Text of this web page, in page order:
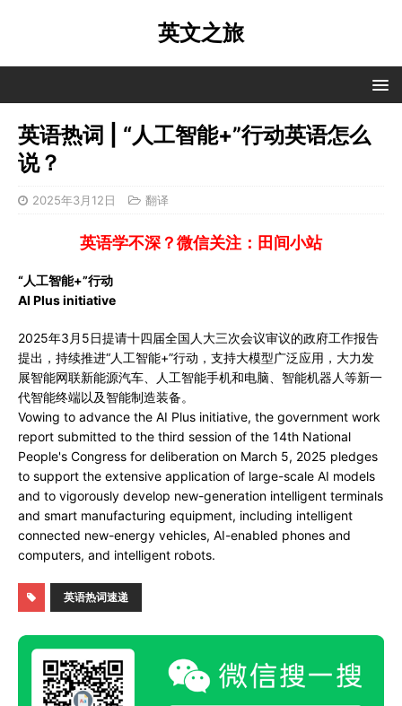
英文之旅
英语热词 | “人工智能+”行动英语怎么
说？
2025年3月12日 翻译
英语学不深？微信关注：田间小站
“人工智能+”行动
AI Plus initiative
2025年3月5日提请十四届全国人大三次会议审议的政府工作报告
提出，持续推进“人工智能+”行动，支持大模型广泛应用，大力发
展智能网联新能源汽车、人工智能手机和电脑、智能机器人等新一
代智能终端以及智能制造装备。
Vowing to advance the AI Plus initiative, the government work
report submitted to the third session of the 14th National
People's Congress for deliberation on March 5, 2025 pledges
to support the extensive application of large-scale AI models
and to vigorously develop new-generation intelligent terminals
and smart manufacturing equipment, including intelligent
connected new-energy vehicles, AI-enabled phones and
computers, and intelligent robots.
英语热词速递